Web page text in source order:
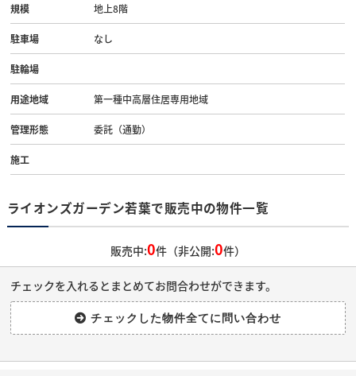
規模 地上8階
駐車場 なし
駐輪場
用途地域 第一種中高層住居専用地域
管理形態 委託（通勤）
施工
ライオンズガーデン若葉で販売中の物件一覧
販売中:0件（非公開:0件）
チェックを入れるとまとめてお問合わせができます。